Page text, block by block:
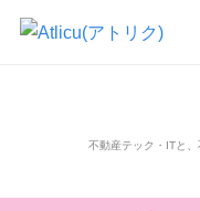
アトリク
不動産テック・ITと